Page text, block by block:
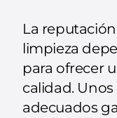
La
limpieza
para ofrecer
calidad.
adecuados